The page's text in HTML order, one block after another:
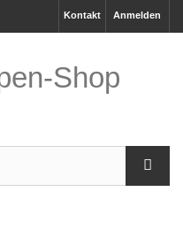
Anmelden
Kontakt